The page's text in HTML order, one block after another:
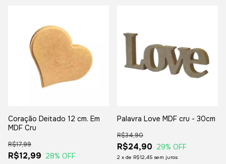
Coração Deitado 12 cm. Em
MDF Cru
R$12,99
R$17,99
28% OFF
Palavra Love MDF cru - 30cm
R$24,90
R$34,90
29% OFF
2 x de R$12,45 sem juros